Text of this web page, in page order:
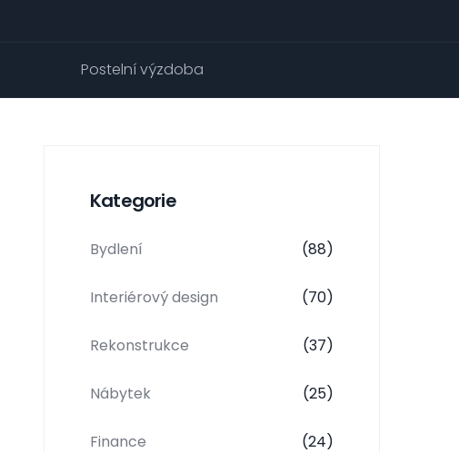
Postelní výzdoba
Kategorie
Bydlení (88)
Interiérový design (70)
Rekonstrukce (37)
Nábytek (25)
Finance (24)